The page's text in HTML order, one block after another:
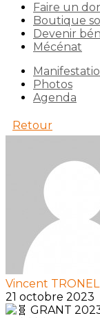
Faire un
Boutique
Devenir
Mécénat
Photos
Agenda
Retour
Vincent TRONEL
21 octobre 2023